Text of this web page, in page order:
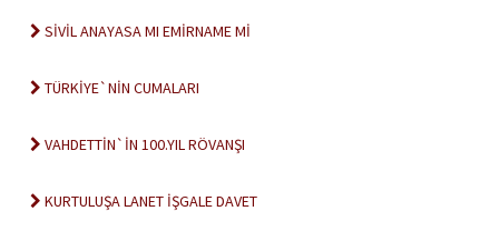
SİVİL ANAYASA MI EMİRNAME Mİ
TÜRKİYE`NİN CUMALARI
VAHDETTİN`İN 100.YIL RÖVANŞI
KURTULUŞA LANET İŞGALE DAVET